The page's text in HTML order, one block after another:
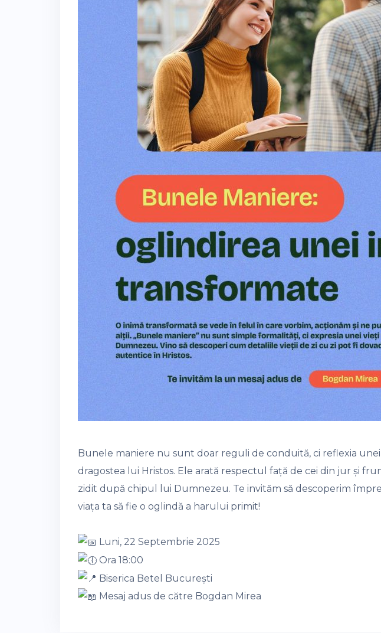
Bunele maniere nu sunt doar reguli de conduită, ci reflexia
dragostea lui Hristos. Ele arată respectul față de cei din jur și
zidit după chipul lui Dumnezeu. Te invităm să descoperim
viața ta să fie o oglindă a harului primit!
Luni, 22 Septembrie 2025
Ora 18:00
Biserica Betel București
Mesaj adus de către Bogdan Mirea